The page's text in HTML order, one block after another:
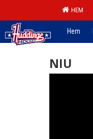
HEM
Hem
NIU